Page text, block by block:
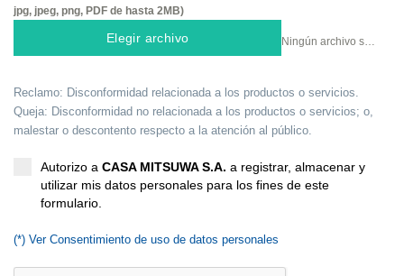
jpg, jpeg, png, PDF de hasta 2MB)
Elegir archivo Ningún archivo seleccionado
Reclamo: Disconformidad relacionada a los productos o servicios.
Queja: Disconformidad no relacionada a los productos o servicios; o,
malestar o descontento respecto a la atención al público.
Autorizo a CASA MITSUWA S.A. a registrar, almacenar y
utilizar mis datos personales para los fines de este
formulario.
(*) Ver Consentimiento de uso de datos personales